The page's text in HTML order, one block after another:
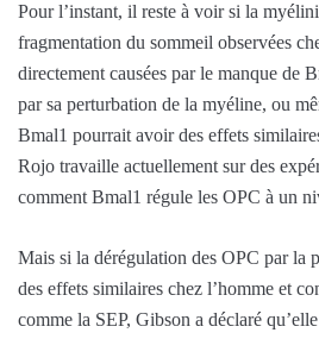
Pour l’instant, il reste à voir si la
fragmentation du sommeil observées
directement causées par le manque de
par sa perturbation de la myéline, ou
Bmal1 pourrait avoir des effets
Rojo travaille actuellement sur des
comment Bmal1 régule les OPC à un
Mais si la dérégulation des OPC par la
des effets similaires chez l’homme et
comme la SEP, Gibson a déclaré